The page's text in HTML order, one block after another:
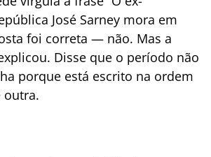
José Sarney mora em
foi correta — não. Mas a
Disse que o período não
porque está escrito na ordem
outra.